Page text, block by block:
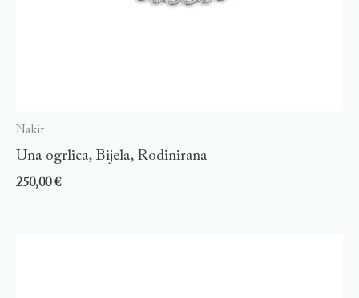
Nakit
Una ogrlica, Bijela, Rodinirana
250,00€